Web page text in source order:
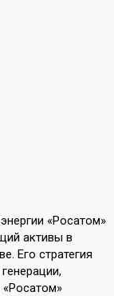
«Росатом»
активы в
Его стратегия
«Росатом»